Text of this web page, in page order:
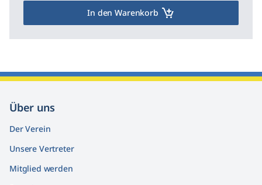
In den Warenkorb
Über uns
Der Verein
Unsere Vertreter
Mitglied werden